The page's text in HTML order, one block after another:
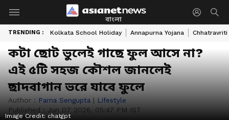
বাংলা
TRENDING : Kolkata School Holiday Annapurna Yojana Chhatravriti
কটা ছোট ভুলেই গাছে ফুল আসে না?
এই ৫টি সহজ কৌশল জানলেই
ছাদবাগান ভরে যাবে ফুলে
Author : Parna Sengupta | Lifestyle
Published : Jun 07 2026, 05:47 PM IST
Image Credit: chatgpt